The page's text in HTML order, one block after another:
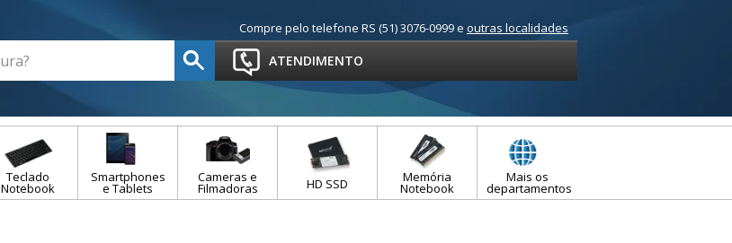
Compre pelo telefone RS (51) 3076-0999 e outras localidades
ATENDIMENTO
Teclado
Notebook
Smartphones
e Tablets
Cameras e
Filmadoras HD SSD Memória
Notebook
Mais os
departamentos